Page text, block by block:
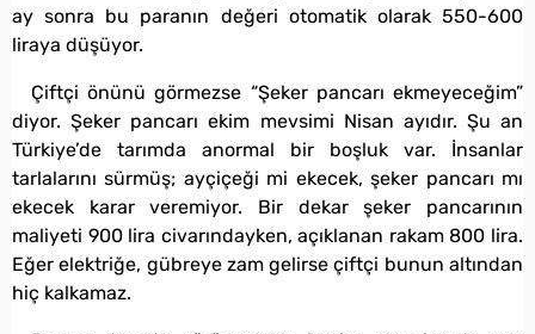
ay sonra bu paranın değeri otomatik olarak 550-600
liraya düşüyor.
Çiftçi önünü görmezse “Şeker pancarı ekmeyeceğim”
diyor. Şeker pancarı ekim mevsimi Nisan ayıdır. Şu an
Türkiye’de tarımda anormal bir boşluk var. İnsanlar
tarlalarını sürmüş; ayçiçeği mi ekecek, şeker pancarı mı
ekecek karar veremiyor. Bir dekar şeker pancarının
maliyeti 900 lira civarındayken, açıklanan rakam 800 lira.
Eğer elektriğe, gübreye zam gelirse çiftçi bunun altından
hiç kalkamaz.